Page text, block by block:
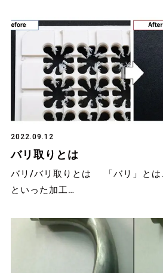
2022.09.12
バリ取りとは
バリ/バリ取りとは 「バリ」とは
といった加工…